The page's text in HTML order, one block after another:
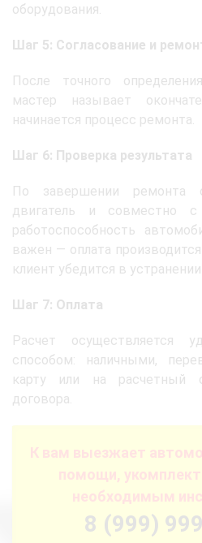
оборудования.
Шаг 5: Согласование и
После точного
мастер называет
начинается процесс ремонта.
Шаг 6: Проверка результата
По завершении ремонта
двигатель и совместно с
работоспособность
важен — оплата
клиент убедится в
Шаг 7: Оплата
Расчет осуществляется
способом: наличными,
карту или на расчетный
договора.
К вам выезжает
помощи,
необходимым
8 (999)